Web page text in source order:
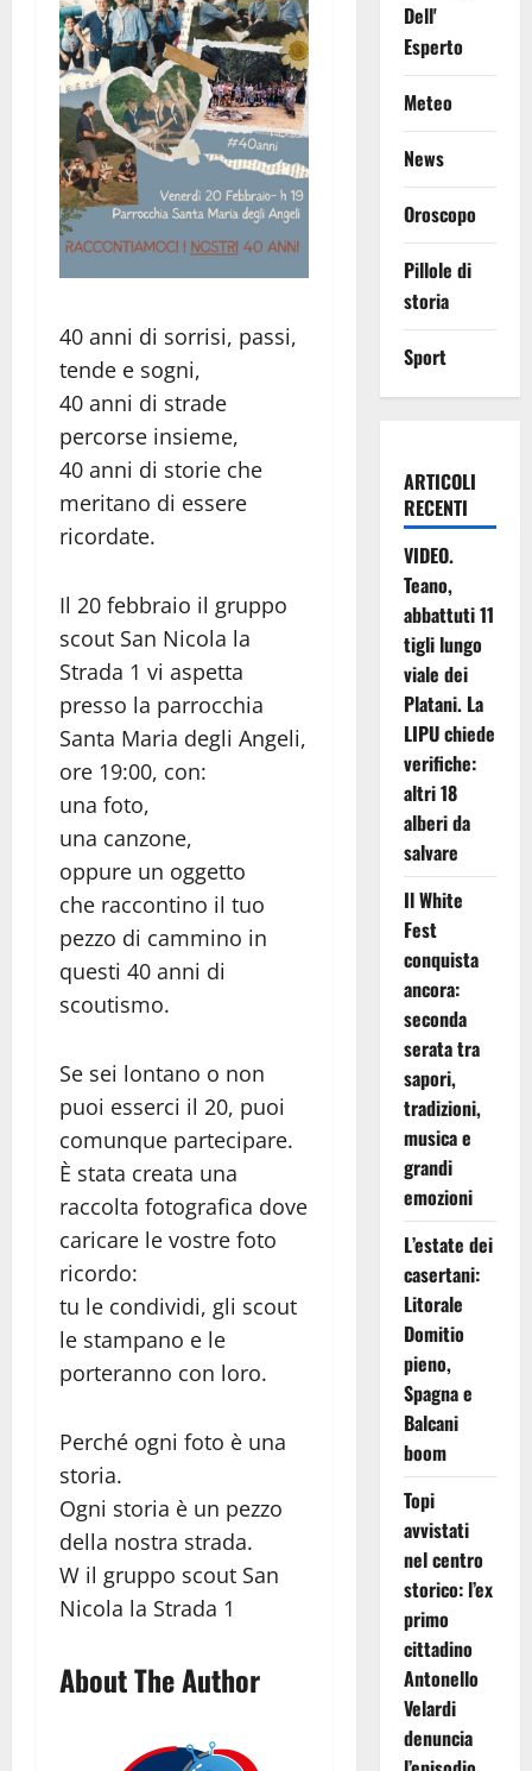
40 anni di sorrisi, passi,
tende e sogni,
40 anni di strade
percorse insieme,
40 anni di storie che
meritano di essere
ricordate.
Il 20 febbraio il gruppo
scout San Nicola la
Strada 1 vi aspetta
presso la parrocchia
Santa Maria degli Angeli,
ore 19:00, con:
una foto,
una canzone,
oppure un oggetto
che raccontino il tuo
pezzo di cammino in
questi 40 anni di
scoutismo.
Se sei lontano o non
puoi esserci il 20, puoi
comunque partecipare.
È stata creata una
raccolta fotografica dove
caricare le vostre foto
ricordo:
tu le condividi, gli scout
le stampano e le
porteranno con loro.
Perché ogni foto è una
storia.
Ogni storia è un pezzo
della nostra strada.
W il gruppo scout San
Nicola la Strada 1
About The Author
Dell'
Esperto
Meteo
News
Oroscopo
Pillole di
storia
Sport
ARTICOLI
RECENTI
VIDEO.
Teano,
abbattuti 11
tigli lungo
viale dei
Platani. La
LIPU chiede
verifiche:
altri 18
alberi da
salvare
Il White
Fest
conquista
ancora:
seconda
serata tra
sapori,
tradizioni,
musica e
grandi
emozioni
L’estate dei
casertani:
Litorale
Domitio
pieno,
Spagna e
Balcani
boom
Topi
avvistati
nel centro
storico: l’ex
primo
cittadino
Antonello
Velardi
denuncia